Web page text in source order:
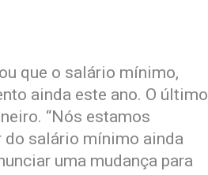
que o salário mínimo,
ainda este ano. O último
“Nós estamos
do salário mínimo ainda
uma mudança para